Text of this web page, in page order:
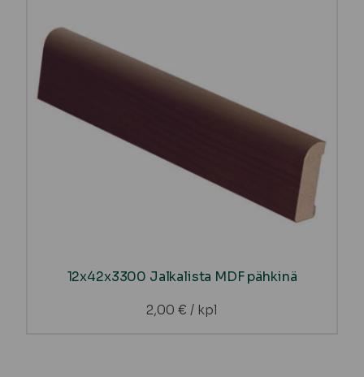
12x42x3300 Jalkalista MDF pähkinä
2,00 € / kpl